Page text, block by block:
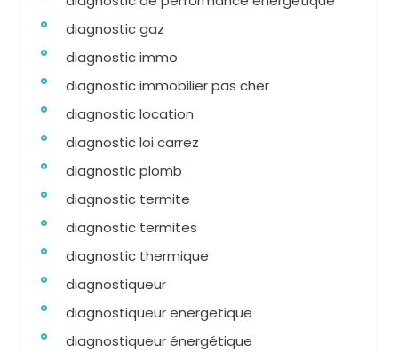
diagnostic gaz
diagnostic immo
diagnostic immobilier pas cher
diagnostic location
diagnostic loi carrez
diagnostic plomb
diagnostic termite
diagnostic termites
diagnostic thermique
diagnostiqueur
diagnostiqueur energetique
diagnostiqueur énergétique